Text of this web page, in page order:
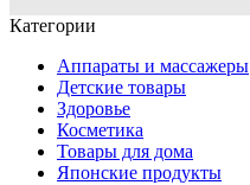
Категории
Аппараты и массажеры
Детские товары
Здоровье
Косметика
Товары для дома
Японские продукты